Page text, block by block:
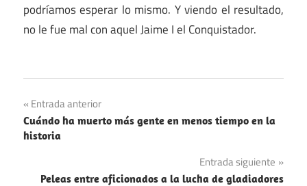
podríamos esperar lo mismo. Y viendo el resultado,
no le fue mal con aquel Jaime I el Conquistador.
Media
España
Navegación
de
Entrada anterior
Cuándo ha muerto más gente en menos tiempo en la
historia
Entrada siguiente
Peleas entre aficionados a la lucha de gladiadores